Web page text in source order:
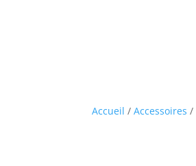
Accueil /Accessoires /